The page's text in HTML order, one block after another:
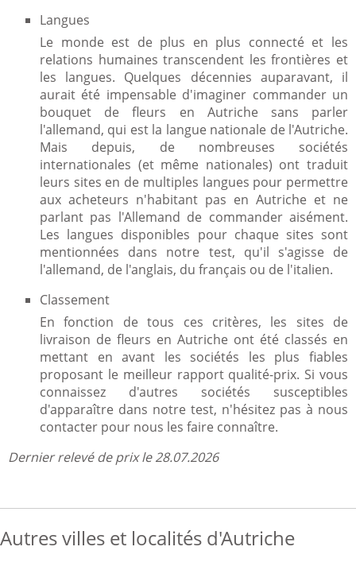
Langues
Le monde est de plus en plus connecté et les
relations humaines transcendent les frontières et
les langues. Quelques décennies auparavant, il
aurait été impensable d'imaginer commander un
bouquet de fleurs en Autriche sans parler
l'allemand, qui est la langue nationale de l'Autriche.
Mais depuis, de nombreuses sociétés
internationales (et même nationales) ont traduit
leurs sites en de multiples langues pour permettre
aux acheteurs n'habitant pas en Autriche et ne
parlant pas l'Allemand de commander aisément.
Les langues disponibles pour chaque sites sont
mentionnées dans notre test, qu'il s'agisse de
l'allemand, de l'anglais, du français ou de l'italien.
Classement
En fonction de tous ces critères, les sites de
livraison de fleurs en Autriche ont été classés en
mettant en avant les sociétés les plus fiables
proposant le meilleur rapport qualité-prix. Si vous
connaissez d'autres sociétés susceptibles
d'apparaître dans notre test, n'hésitez pas à nous
contacter pour nous les faire connaître.
Dernier relevé de prix le 28.07.2026
Autres villes et localités d'Autriche